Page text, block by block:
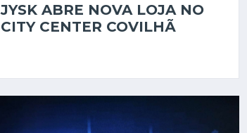
JYSK ABRE NOVA LOJA NO
CITY CENTER COVILHÃ